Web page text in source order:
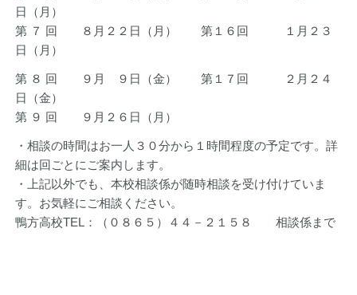
日（月）
第 ７ 回 ８月２２日（月） 第１６回 １月２３
日（月）
第 ８ 回 ９月 ９日（金） 第１７回 ２月２４
日（金）
第 ９ 回 ９月２６日（月）
・相談の時間はお一人３０分から１時間程度の予定です。詳
細は回ごとにご案内します。
・上記以外でも、本校相談係が随時相談を受け付けていま
す。お気軽にご相談ください。
鴨方高校TEL：（０８６５）４４－２１５８ 相談係まで